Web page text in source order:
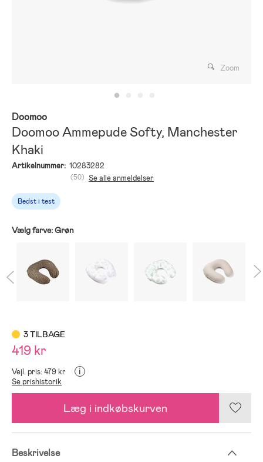
Zoom
Doomoo
Doomoo Ammepude Softy, Manchester
Khaki
Artikelnummer: 10283282
Bedst i test
(50) Se alle anmeldelser
Vælg farve:Grøn
3 TILBAGE
419 kr
Vejl. pris: 479 kr i
Se prishistorik
Læg i indkøbskurven
Beskrivelse